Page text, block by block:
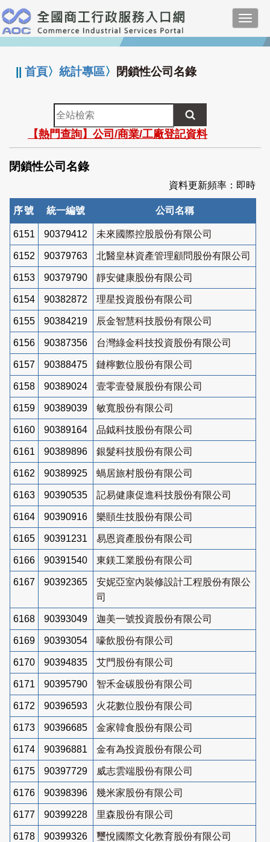
跳
到
主
要
:::
||首頁〉統計專區〉 閉鎖性公司名錄
全
站
檢
索
【熱門查詢】公司/商業/工廠登記資料
閉鎖性公司名錄
資料更新頻率：即時
序號 統一編號 公司名稱
6151 90379412 未來國際控股股份有限公司
6152 90379763 北醫皇林資產管理顧問股份有限公司
6153 90379790 靜安健康股份有限公司
6154 90382872 理星投資股份有限公司
6155 90384219 辰金智慧科技股份有限公司
6156 90387356 台灣綠金科技投資股份有限公司
6157 90388475 鏈檸數位股份有限公司
6158 90389024 壹零壹發展股份有限公司
6159 90389039 敏寬股份有限公司
6160 90389164 品鉞科技股份有限公司
6161 90389896 銀髮科技股份有限公司
6162 90389925 蝸居旅村股份有限公司
6163 90390535 記易健康促進科技股份有限公司
6164 90390916 樂頤生技股份有限公司
6165 90391231 易恩資產股份有限公司
6166 90391540 東鎂工業股份有限公司
6167 90392365
安妮亞室內裝修設計工程股份有限公
司
6168 90393049 迦美一號投資股份有限公司
6169 90393054 嚎飲股份有限公司
6170 90394835 艾門股份有限公司
6171 90395790 智禾金碳股份有限公司
6172 90396593 火花數位股份有限公司
6173 90396685 金家韓食股份有限公司
6174 90396881 金有為投資股份有限公司
6175 90397729 威志雲端股份有限公司
6176 90398396 幾米家股份有限公司
6177 90399228 里森股份有限公司
6178 90399326 璽悅國際文化教育股份有限公司